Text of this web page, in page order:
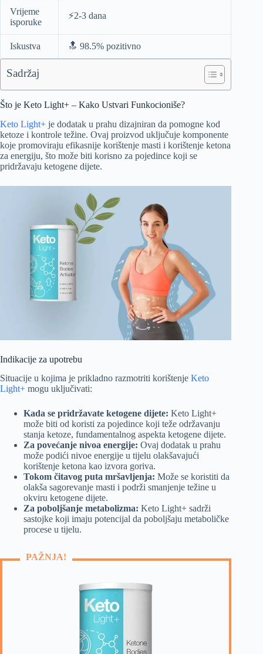
Vrijeme
isporuke
⚡️2-3 dana
Iskustva 🔝 98.5% pozitivno
Sadržaj
Što je Keto Light+ – Kako Ustvari Funkocioniše?
Keto Light+ je dodatak u prahu dizajniran da pomogne kod
ketoze i kontrole težine. Ovaj proizvod uključuje komponente
koje promoviraju efikasnije korištenje masti i korištenje ketona
za energiju, što može biti korisno za pojedince koji se
pridržavaju ketogene dijete.
Indikacije za upotrebu
Situacije u kojima je prikladno razmotriti korištenje Keto
Light+ mogu uključivati:
Kada se pridržavate ketogene dijete: Keto Light+
može biti od koristi za pojedince koji teže održavanju
stanja ketoze, fundamentalnog aspekta ketogene dijete.
Za povećanje nivoa energije: Ovaj dodatak u prahu
može podići nivoe energije u tijelu olakšavajući
korištenje ketona kao izvora goriva.
Tokom čitavog puta mršavljenja: Može se koristiti da
olakša sagorevanje masti i podrži smanjenje težine u
okviru ketogene dijete.
Za poboljšanje metabolizma: Keto Light+ sadrži
sastojke koji imaju potencijal da poboljšaju metaboličke
procese u tijelu.
PAŽNJA!